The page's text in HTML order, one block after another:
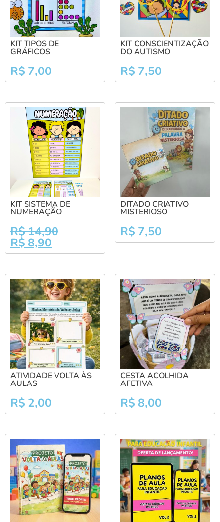
KIT TIPOS DE
GRÁFICOS
R$ 7,00
KIT CONSCIENTIZAÇÃO
DO AUTISMO
R$ 7,50
KIT SISTEMA DE
NUMERAÇÃO
R$14,90
R$ 8,90
DITADO CRIATIVO
MISTERIOSO
R$ 7,50
ATIVIDADE VOLTA ÀS
AULAS
R$ 2,00
CESTA ACOLHIDA
AFETIVA
R$ 8,00